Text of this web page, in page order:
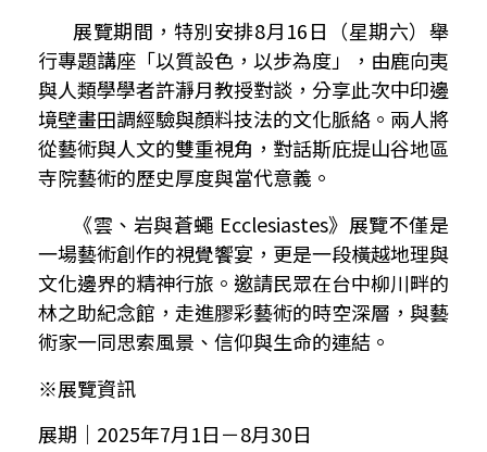
展覽期間，特別安排8月16日（星期六）舉
行專題講座「以質設色，以步為度」，由鹿向夷
與人類學學者許瀞月教授對談，分享此次中印邊
境壁畫田調經驗與顏料技法的文化脈絡。兩人將
從藝術與人文的雙重視角，對話斯庇提山谷地區
寺院藝術的歷史厚度與當代意義。
《雲、岩與蒼蠅 Ecclesiastes》展覽不僅是
一場藝術創作的視覺饗宴，更是一段橫越地理與
文化邊界的精神行旅。邀請民眾在台中柳川畔的
林之助紀念館，走進膠彩藝術的時空深層，與藝
術家一同思索風景、信仰與生命的連結。
※展覽資訊
展期｜ 2025年7月1日－8月30日